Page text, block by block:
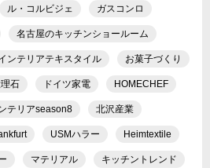
ル・コルビジェ ガスコンロ
名古屋のキッチンショールーム
ンテリアテキスタイル お菓子づくり
石 ドイツ家電 HOMECHEF
テリアseason8 北沢産業
USMハラー Heimtextile
マテリアル キッチントレンド